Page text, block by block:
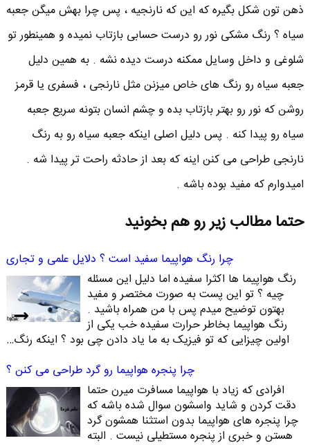
ذهن تون شکل بگیره که این که نارنجیه ، پس چرا بهش میگن جعبه
سیاه ؟ رنگ مشکی نور رو درست حسابی بازتاب نمیده و همینطور تو
شلوغی و داخل وسایل ممکنه درست دیده نشه . به همین دلیل
جعبه سیاه رو رنگ های خاص میزنن مثل نارنجی ، فسفری یا قرمز
روشن که نور رو بهتر بازتاب بده و چشم انسان بتونه سریع جعبه
سیاه رو پیدا کنه . پس دلیل اصلی اینکه جعبه سیاه رو به رنگ
نارنجی طراحی می کنن اینه که بعد از حادثه راحت تر پیدا شه .
امیدوارم که مفید بوده باشه .
حتما مطالب زیر رو هم بخونید
چرا رنگ هواپیما سفید است ؟ دلایل علمی و تجاری
رنگ هواپیما ها اکثرا سفیده اما دلیل این مسئله
چیه ؟ تو این پست به صورت مختصر و مفید
بهتون توضیح میدم پس با من همراه باشید .
رنگ هواپیما بخاطر حرارت سفیده خب یکی از
اولین چیزایی که تو فیزیک به ما یاد دادن چی بود ؟ اینکه رنگ…
چرا پنجره هواپیما رو گرد طراحی می کنن ؟
افرادی که زیاد با هواپیما مسافرت میرن حتما
دقت کردن و شاید واسشون سوال شده باشه که
چرا پنجره های هواپیما بدون استثنا همشون گرد
هستن و خبری از پنجره مستطیلی نیست . البته